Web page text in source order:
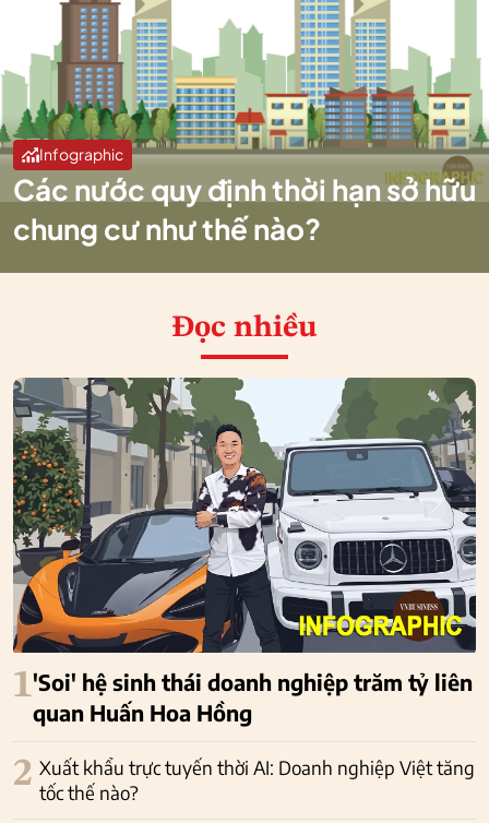
Infographic
Các nước quy định thời hạn sở hữu
chung cư như thế nào?
Đọc nhiều
1'Soi' hệ sinh thái doanh nghiệp trăm tỷ liên
quan Huấn Hoa Hồng
2 Xuất khẩu trực tuyến thời AI: Doanh nghiệp Việt tăng
tốc thế nào?